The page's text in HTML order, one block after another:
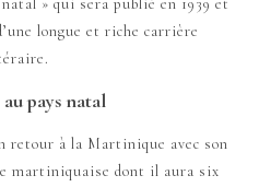
longue et riche carrière
pays natal
retour à la Martinique avec son
martiniquaise dont il aura six